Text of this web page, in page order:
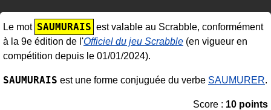
Le mot SAUMURAIS est valable au Scrabble, conformément
à la 9e édition de l'Officiel du jeu Scrabble (en vigueur en
compétition depuis le 01/01/2024).
SAUMURAIS est une forme conjuguée du verbe SAUMURER.
Score : 10 points